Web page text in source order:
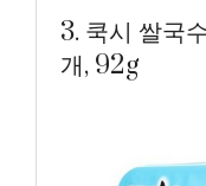
3. 쿡시 쌀국
개, 92g